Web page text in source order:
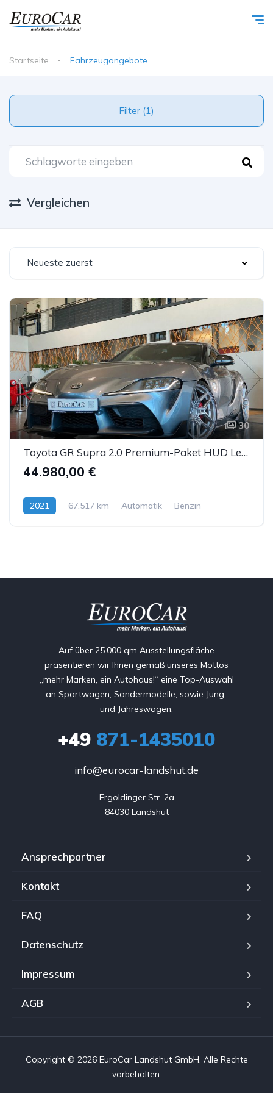
Startseite Fahrzeugangebote
Filter (1)
Vergleichen
Neueste zuerst
30
Toyota GR Supra 2.0 Premium-Paket HUD Leder Bastuck 20"
44.980,00 €
2021 67.517 km Automatik Benzin
Auf über 25.000 qm Ausstellungsfläche
präsentieren wir Ihnen gemäß unseres Mottos
„mehr Marken, ein Autohaus!“ eine Top-Auswahl
an Sportwagen, Sondermodelle, sowie Jung-
und Jahreswagen.
+49 871-1435010
info@eurocar-landshut.de
Ergoldinger Str. 2a
84030 Landshut
Ansprechpartner
Kontakt
FAQ
Datenschutz
Impressum
AGB
Copyright © 2026 EuroCar Landshut GmbH. Alle Rechte
vorbehalten.